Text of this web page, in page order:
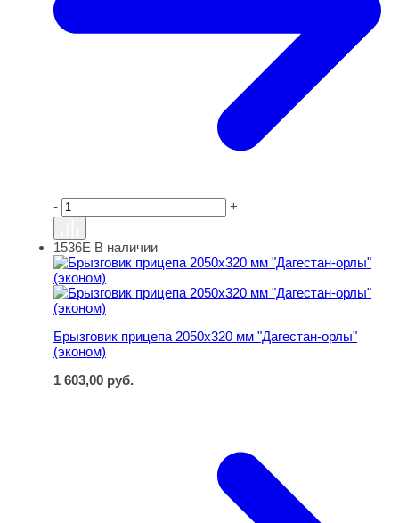
- +
Брызговик прицепа 2050х320 мм "Дагестан-орлы"
1536Е В наличии
Брызговик прицепа 2050х320 мм "Дагестан-орлы"
(эконом)
1 603,00 руб.